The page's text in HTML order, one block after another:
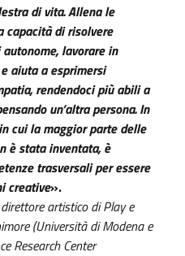
di vita. Allena le
capacità di risolvere
lavorare in
aiuta a esprimersi
rendendoci più abili a
un’altra persona. In
cui la maggior parte delle
è stata inventata, è
trasversali per essere
creative».
artistico di Play e
(Università di Modena e
Research Center